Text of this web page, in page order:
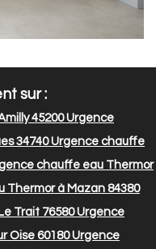
sur :
45200Urgence
34740Urgence chauffe
chauffe eau Thermor
à Mazan 84380
Trait 76580Urgence
Oise 60180Urgence